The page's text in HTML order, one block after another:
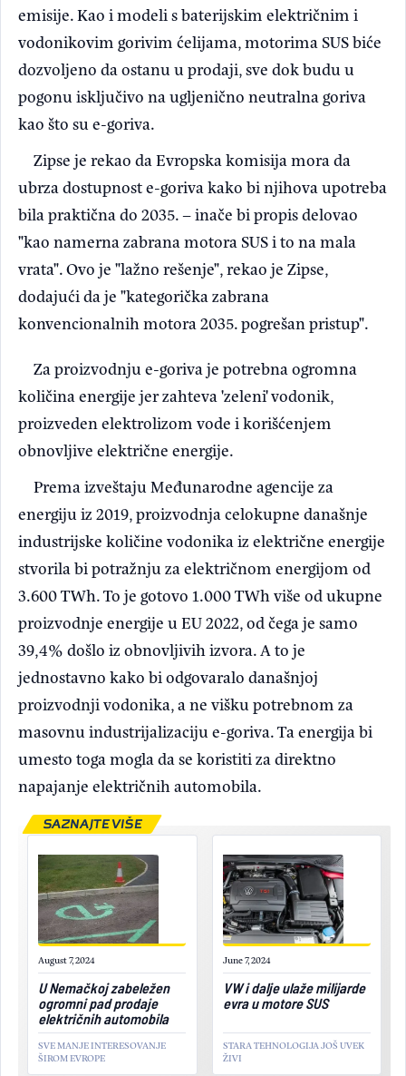
emisije. Kao i modeli s baterijskim električnim i
vodonikovim gorivim ćelijama, motorima SUS biće
dozvoljeno da ostanu u prodaji, sve dok budu u
pogonu isključivo na ugljenično neutralna goriva
kao što su e-goriva.
Zipse je rekao da Evropska komisija mora da
ubrza dostupnost e-goriva kako bi njihova upotreba
bila praktična do 2035. – inače bi propis delovao
"kao namerna zabrana motora SUS i to na mala
vrata". Ovo je "lažno rešenje", rekao je Zipse,
dodajući da je "kategorička zabrana
konvencionalnih motora 2035. pogrešan pristup".
Za proizvodnju e-goriva je potrebna ogromna
količina energije jer zahteva 'zeleni' vodonik,
proizveden elektrolizom vode i korišćenjem
obnovljive električne energije.
Prema izveštaju Međunarodne agencije za
energiju iz 2019, proizvodnja celokupne današnje
industrijske količine vodonika iz električne energije
stvorila bi potražnju za električnom energijom od
3.600 TWh. To je gotovo 1.000 TWh više od ukupne
proizvodnje energije u EU 2022, od čega je samo
39,4% došlo iz obnovljivih izvora. A to je
jednostavno kako bi odgovaralo današnjoj
proizvodnji vodonika, a ne višku potrebnom za
masovnu industrijalizaciju e-goriva. Ta energija bi
umesto toga mogla da se koristiti za direktno
napajanje električnih automobila.
August 7, 2024
U Nemačkoj zabeležen
ogromni pad prodaje
električnih automobila
SVE MANJE INTERESOVANJE
ŠIROM EVROPE
June 7, 2024
VW i dalje ulaže milijarde
evra u motore SUS
STARA TEHNOLOGIJA JOŠ UVEK
ŽIVI
SAZNAJTE VIŠE